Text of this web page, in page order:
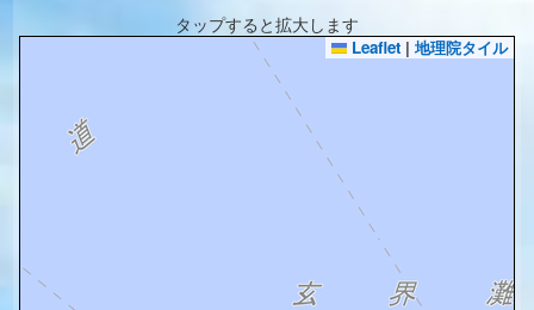
タップすると拡大します
Leaflet | 地理院タイル